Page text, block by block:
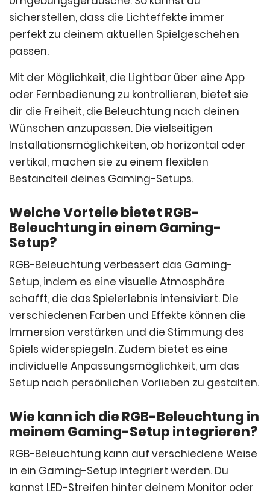
sicherstellen, dass die Lichteffekte immer
perfekt zu deinem aktuellen Spielgeschehen
passen.
Mit der Möglichkeit, die Lightbar über eine App
oder Fernbedienung zu kontrollieren, bietet sie
dir die Freiheit, die Beleuchtung nach deinen
Wünschen anzupassen. Die vielseitigen
Installationsmöglichkeiten, ob horizontal oder
vertikal, machen sie zu einem flexiblen
Bestandteil deines Gaming-Setups.
Welche Vorteile bietet RGB-
Beleuchtung in einem Gaming-
Setup?
RGB-Beleuchtung verbessert das Gaming-
Setup, indem es eine visuelle Atmosphäre
schafft, die das Spielerlebnis intensiviert. Die
verschiedenen Farben und Effekte können die
Immersion verstärken und die Stimmung des
Spiels widerspiegeln. Zudem bietet es eine
individuelle Anpassungsmöglichkeit, um das
Setup nach persönlichen Vorlieben zu gestalten.
Wie kann ich die RGB-Beleuchtung in
meinem Gaming-Setup integrieren?
RGB-Beleuchtung kann auf verschiedene Weise
in ein Gaming-Setup integriert werden. Du
kannst LED-Streifen hinter deinem Monitor oder